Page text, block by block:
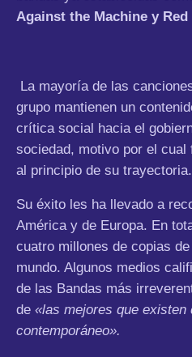
Against the Machine y
La mayoría de las
grupo mantienen un
crítica social hacia el
sociedad, motivo por el cual
al principio de su trayectoria.
Su éxito les ha llevado a
América y de Europa. En
cuatro millones de copias
mundo. Algunos medios
de las Bandas más
de «las mejores que existen
contemporáneo».